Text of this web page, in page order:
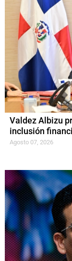
Valdez Albizu
inclusión
Agosto 07, 2026